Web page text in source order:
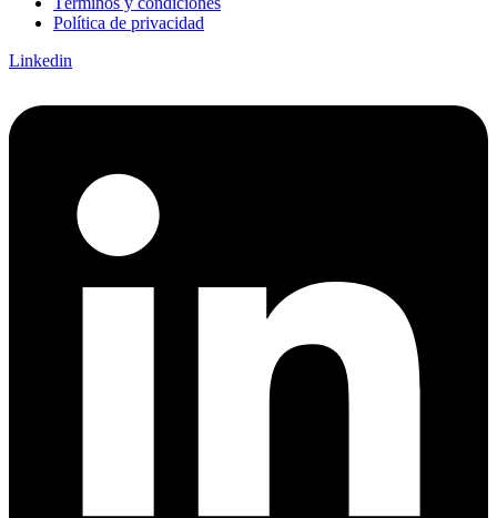
Política de privacidad
Linkedin